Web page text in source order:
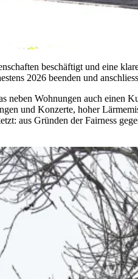
beschäftigt und eine
2026 beenden und
neben Wohnungen auch
und Konzerte, hoher
aus Gründen der Fairness